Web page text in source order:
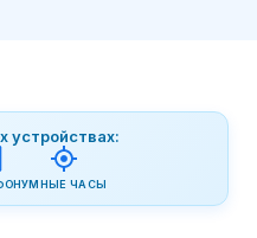
устройствах:
УМНЫЕ ЧАСЫ